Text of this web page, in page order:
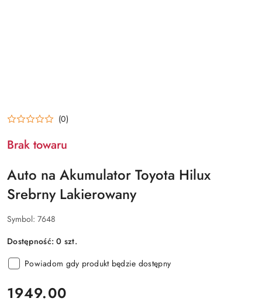
(0)
Brak towaru
Auto na Akumulator Toyota Hilux
Srebrny Lakierowany
Symbol: 7648
Dostępność:0 szt.
Powiadom gdy produkt będzie dostępny
cena:
1949.00